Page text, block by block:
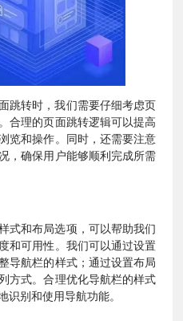
跳转时，我们需要仔细考虑页
合理的页面跳转逻辑可以提高
览和操作。同时，还需要注意
，确保用户能够顺利完成所需
式和布局选项，可以帮助我们
和可用性。我们可以通过设置
导航栏的样式；通过设置布局
方式。合理优化导航栏的样式
识别和使用导航功能。